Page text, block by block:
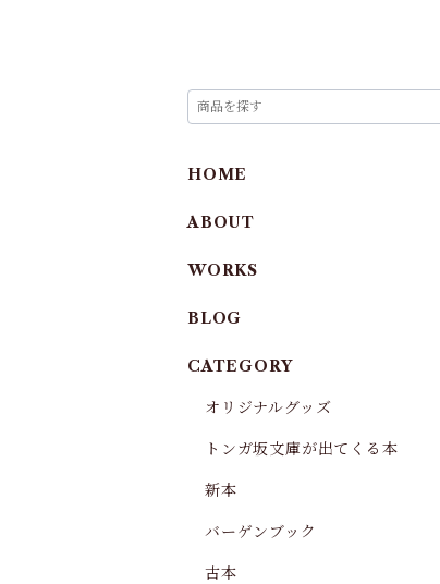
HOME
ABOUT
WORKS
BLOG
CATEGORY
オリジナルグッズ
トンガ坂文庫が出てくる本
新本
バーゲンブック
古本